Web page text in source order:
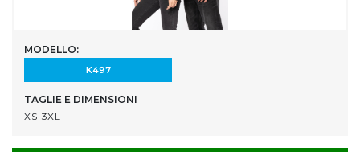
MODELLO:
K497
TAGLIE E DIMENSIONI
XS-3XL